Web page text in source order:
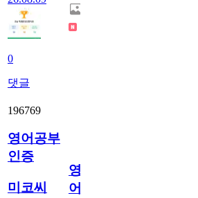
0
댓글
196769
영어공부
인증
미코씨
영
어